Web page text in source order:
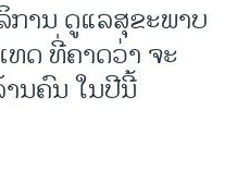
ດ 2024
ການ ດູ​ແລສຸ​ຂະ​ພາບ​
ທດ ທີ່​ຄາດ​ວ່າ ຈະ​​
ານຄົນ ໃນປີນີ້